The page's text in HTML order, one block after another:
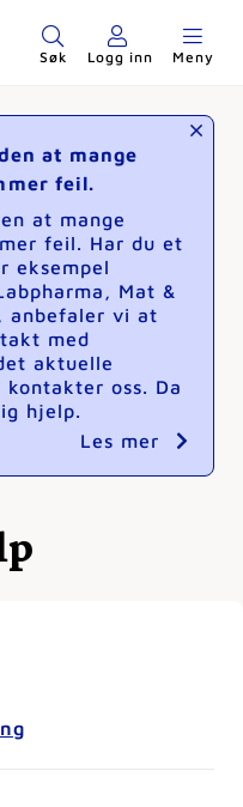
Søk Logg inn Meny
at mange
feil.
at mange
feil. Har du et
eksempel
Mat &
anbefaler vi at
med
aktuelle
oss. Da
hjelp.
Les mer